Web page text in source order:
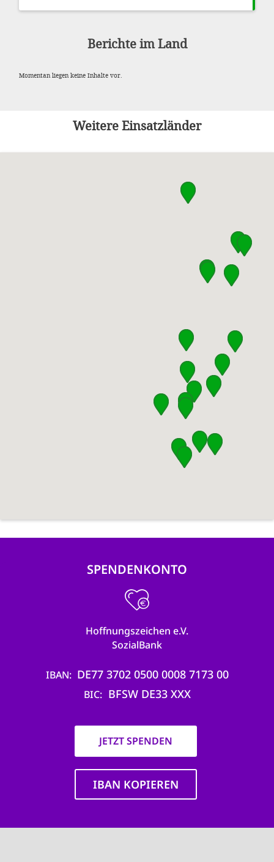
Berichte im Land
Momentan liegen keine Inhalte vor.
Weitere Einsatzländer
SPENDENKONTO
Hoffnungszeichen e.V.
SozialBank
IBAN DE77 3702 0500 0008 7173 00
BIC BFSW DE33 XXX
JETZT SPENDEN
IBAN KOPIEREN